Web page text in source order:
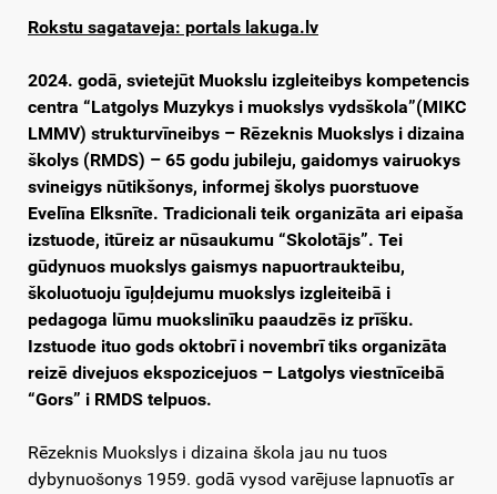
Rokstu sagataveja: portals lakuga.lv
2024. godā, svietejūt Muokslu izgleiteibys kompetencis
centra “Latgolys Muzykys i muokslys vydsškola”(MIKC
LMMV) strukturvīneibys – Rēzeknis Muokslys i dizaina
školys (RMDS) – 65 godu jubileju, gaidomys vairuokys
svineigys nūtikšonys, informej školys puorstuove
Evelīna Elksnīte. Tradicionali teik organizāta ari eipaša
izstuode, itūreiz ar nūsaukumu “Skolotājs”. Tei
gūdynuos muokslys gaismys napuortraukteibu,
školuotuoju īguļdejumu muokslys izgleiteibā i
pedagoga lūmu muokslinīku paaudzēs iz prīšku.
Izstuode ituo gods oktobrī i novembrī tiks organizāta
reizē divejuos ekspozicejuos – Latgolys viestnīceibā
“Gors” i RMDS telpuos.
Rēzeknis Muokslys i dizaina škola jau nu tuos
dybynuošonys 1959. godā vysod varējuse lapnuotīs ar